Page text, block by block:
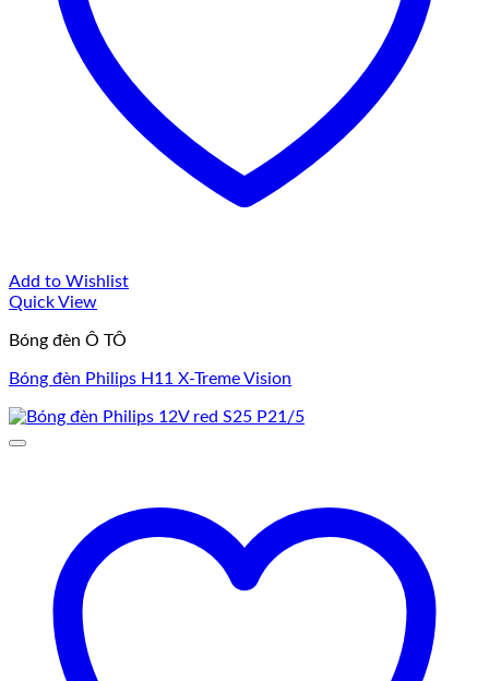
Add to Wishlist
Quick View
Bóng đèn Ô TÔ
Bóng đèn Philips H11 X-Treme Vision